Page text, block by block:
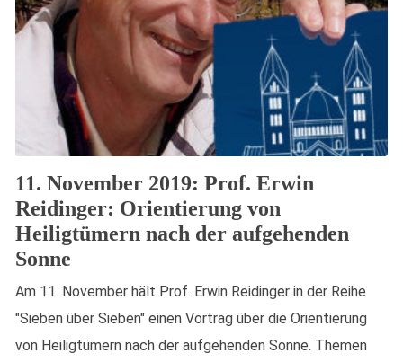
11. November 2019: Prof. Erwin
Reidinger: Orientierung von
Heiligtümern nach der aufgehenden
Sonne
Am 11. November hält Prof. Erwin Reidinger in der Reihe
"Sieben über Sieben" einen Vortrag über die Orientierung
von Heiligtümern nach der aufgehenden Sonne. Themen